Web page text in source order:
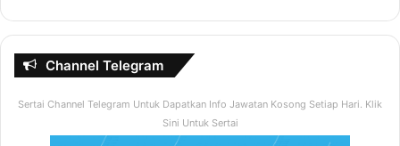
berkaitan negara.
Bilakah Negara Kita Merdeka ?
B) 31 Ogos 1960
Channel Telegram
Sertai Channel Telegram Untuk Dapatkan Info Jawatan Kosong Setiap Hari. Klik
Sini Untuk Sertai